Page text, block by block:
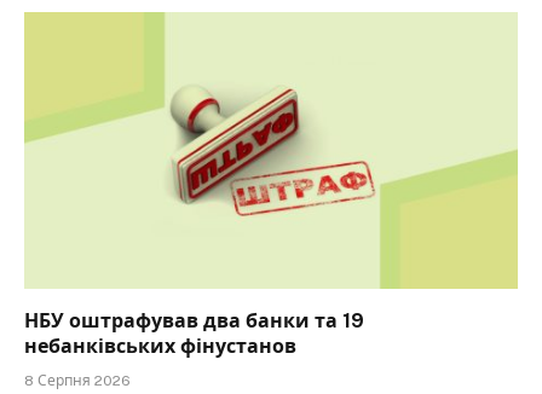
НБУ оштрафував два банки та 19
небанківських фінустанов
8 Серпня 2026